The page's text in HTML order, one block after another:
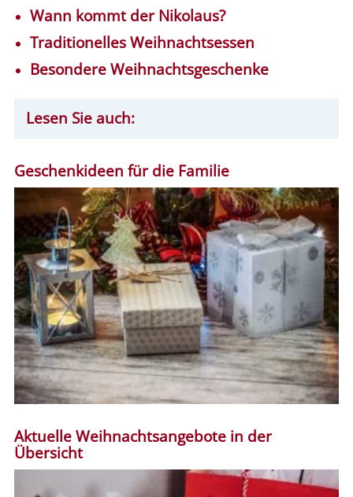
Wann kommt der Nikolaus?
Traditionelles Weihnachtsessen
Besondere Weihnachtsgeschenke
Lesen Sie auch:
Geschenkideen für die Familie
Aktuelle Weihnachtsangebote in der
Übersicht